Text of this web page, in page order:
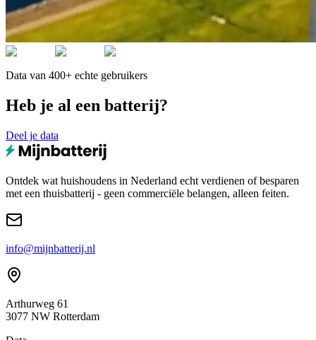
Data van 400+ echte gebruikers
Heb je al een batterij?
Deel je data
Ontdek wat huishoudens in Nederland echt verdienen of besparen
met een thuisbatterij - geen commerciële belangen, alleen feiten.
info@mijnbatterij.nl
Arthurweg 61
3077 NW Rotterdam